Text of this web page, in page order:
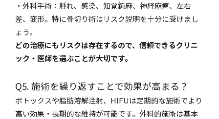
・外科手術：腫れ、感染、知覚鈍麻、神経麻痺、左右
差、変形。特に骨切り術はリスク説明を十分に受けまし
ょう。
どの治療にもリスクは存在するので、信頼できるクリニ
ック・医師を選ぶことが大切です。
Q5. 施術を繰り返すことで効果が高まる？
ボトックスや脂肪溶解注射、HIFUは定期的な施術でより
高い効果・長期的な維持が可能です。外科的施術は基本